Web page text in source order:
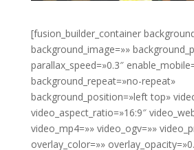
[fusion_builder_container
background_image=»»
parallax_speed=»0.3″
background_repeat=»no-repeat»
background_position=»left top»
video_aspect_ratio=»16:9″
video_mp4=»» video_ogv=»»
overlay_color=»»